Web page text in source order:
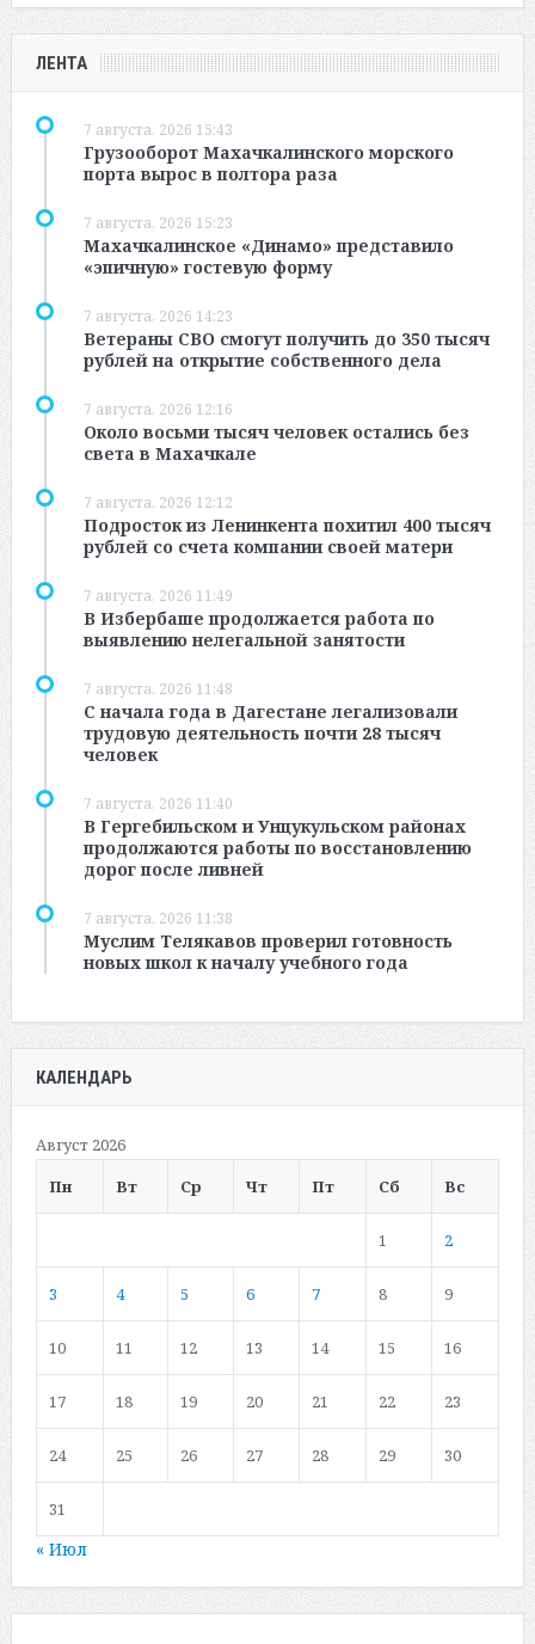
ЛЕНТА
7 августа, 2026 15:43
Грузооборот Махачкалинского морского
порта вырос в полтора раза
7 августа, 2026 15:23
Махачкалинское «Динамо» представило
«эпичную» гостевую форму
7 августа, 2026 14:23
Ветераны СВО смогут получить до 350 тысяч
рублей на открытие собственного дела
7 августа, 2026 12:16
Около восьми тысяч человек остались без
света в Махачкале
7 августа, 2026 12:12
Подросток из Ленинкента похитил 400 тысяч
рублей со счета компании своей матери
7 августа, 2026 11:49
В Избербаше продолжается работа по
выявлению нелегальной занятости
7 августа, 2026 11:48
С начала года в Дагестане легализовали
трудовую деятельность почти 28 тысяч
человек
7 августа, 2026 11:40
В Гергебильском и Унцукульском районах
продолжаются работы по восстановлению
дорог после ливней
7 августа, 2026 11:38
Муслим Телякавов проверил готовность
новых школ к началу учебного года
КАЛЕНДАРЬ
Август 2026
Пн
Вт Ср Чт Пт Сб Вс
1 2
3 4 5 6 7 8 9
10 11 12 13 14 15 16
17 18 19 20 21 22 23
24 25 26 27 28 29 30
31
« Июл